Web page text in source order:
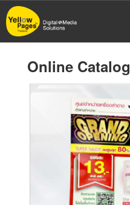
Skip
to
main
Online Catalog